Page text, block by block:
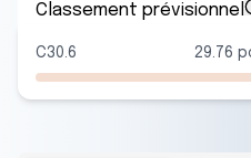
Classement prévisionnel
C30.6 29.76